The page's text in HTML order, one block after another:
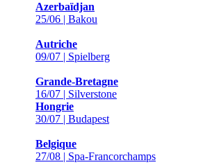
Azerbaïdjan
25/06 | Bakou
Autriche
09/07 | Spielberg
Grande-Bretagne
16/07 | Silverstone
Hongrie
30/07 | Budapest
Belgique
27/08 | Spa-Francorchamps